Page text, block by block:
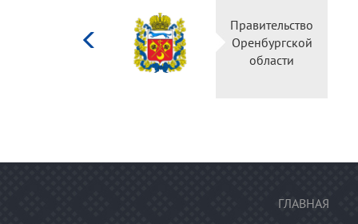
Правительство
Оренбургской
области
ГЛАВНАЯ